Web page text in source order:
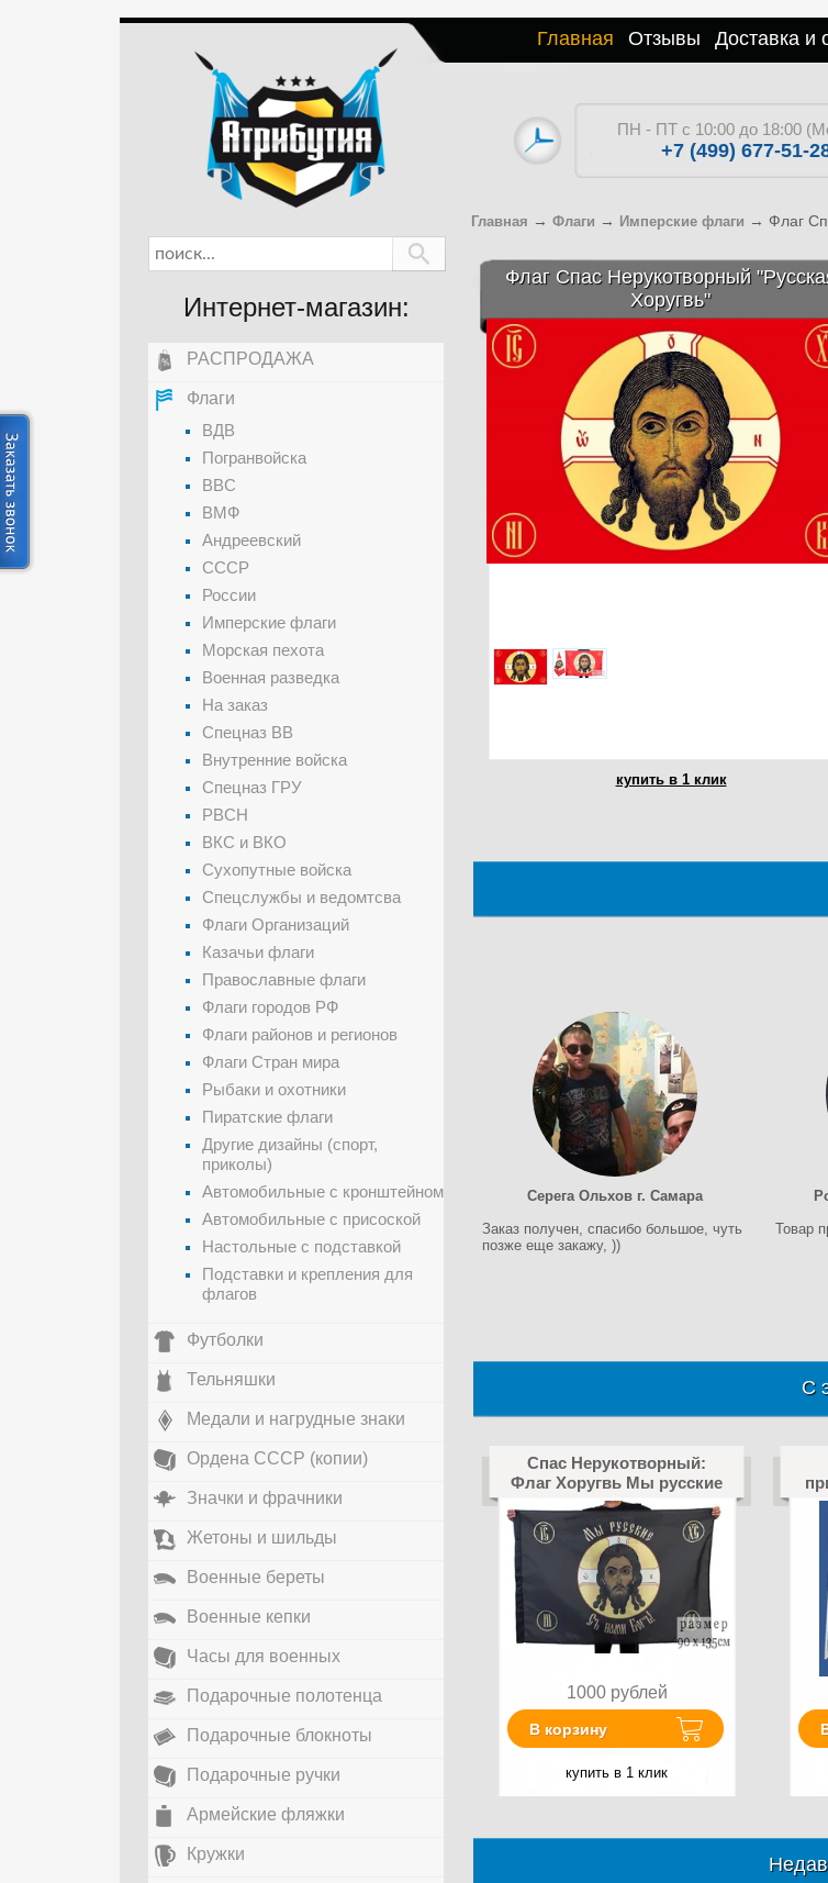
Главная Отзывы Доставка и
ПН - ПТ с 10:00 до 18:00
+7 (499) 677-51-
Главная → Флаги → Имперские флаги → Флаг
Флаг Спас Нерукотворный
Хоругвь"
купить в 1 клик
Серега Ольхов г. Самара
Заказ получен, спасибо большое, чуть
позже еще закажу, ))
Товар
С
Спас Нерукотворный:
Флаг Хоругвь Мы русские
1000 рублей
В корзину
купить в 1 клик
Интернет-магазин:
РАСПРОДАЖА
Флаги
ВДВ
Погранвойска
ВВС
ВМФ
Андреевский
СССР
России
Имперские флаги
Морская пехота
Военная разведка
На заказ
Спецназ ВВ
Внутренние войска
Спецназ ГРУ
РВСН
ВКС и ВКО
Сухопутные войска
Спецслужбы и ведомтсва
Флаги Организаций
Казачьи флаги
Православные флаги
Флаги городов РФ
Флаги районов и регионов
Флаги Стран мира
Рыбаки и охотники
Пиратские флаги
Другие дизайны (спорт,
приколы)
Автомобильные с кронштейном
Автомобильные с присоской
Настольные с подставкой
Подставки и крепления для
флагов
Футболки
Тельняшки
Медали и нагрудные знаки
Ордена СССР (копии)
Значки и фрачники
Жетоны и шильды
Военные береты
Военные кепки
Часы для военных
Подарочные полотенца
Подарочные блокноты
Подарочные ручки
Армейские фляжки
Кружки